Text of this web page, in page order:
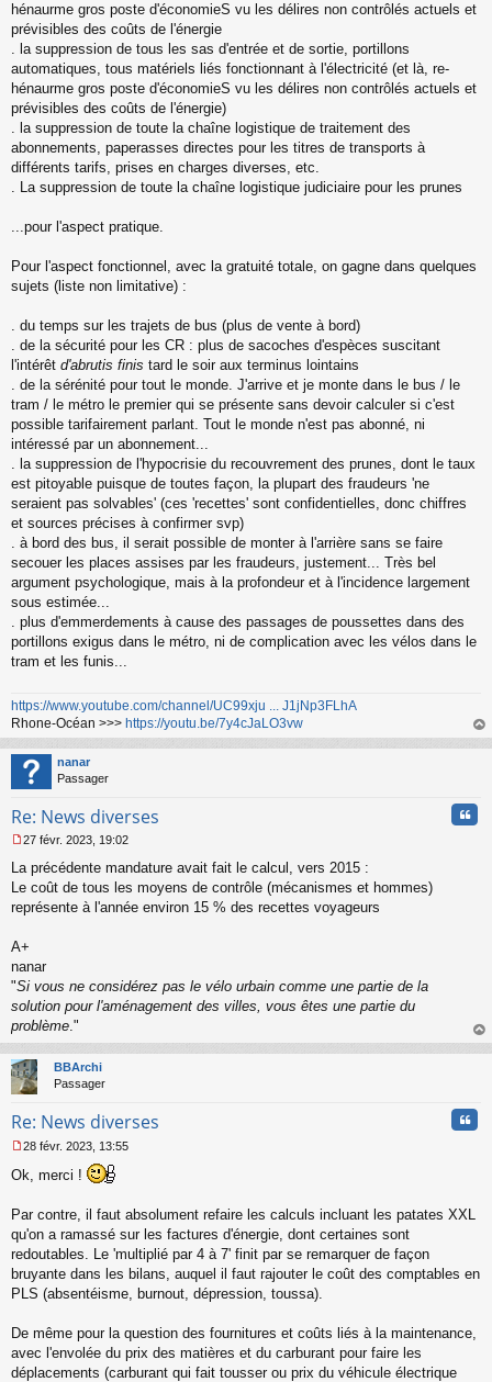
hénaurme gros poste d'économieS vu les délires non contrôlés actuels et
prévisibles des coûts de l'énergie
. la suppression de tous les sas d'entrée et de sortie, portillons
automatiques, tous matériels liés fonctionnant à l'électricité (et là, re-
hénaurme gros poste d'économieS vu les délires non contrôlés actuels et
prévisibles des coûts de l'énergie)
. la suppression de toute la chaîne logistique de traitement des
abonnements, paperasses directes pour les titres de transports à
différents tarifs, prises en charges diverses, etc.
. La suppression de toute la chaîne logistique judiciaire pour les prunes
...pour l'aspect pratique.
Pour l'aspect fonctionnel, avec la gratuité totale, on gagne dans quelques
sujets (liste non limitative) :
. du temps sur les trajets de bus (plus de vente à bord)
. de la sécurité pour les CR : plus de sacoches d'espèces suscitant
l'intérêt d'abrutis finis tard le soir aux terminus lointains
. de la sérénité pour tout le monde. J'arrive et je monte dans le bus / le
tram / le métro le premier qui se présente sans devoir calculer si c'est
possible tarifairement parlant. Tout le monde n'est pas abonné, ni
intéressé par un abonnement...
. la suppression de l'hypocrisie du recouvrement des prunes, dont le taux
est pitoyable puisque de toutes façon, la plupart des fraudeurs 'ne
seraient pas solvables' (ces 'recettes' sont confidentielles, donc chiffres
et sources précises à confirmer svp)
. à bord des bus, il serait possible de monter à l'arrière sans se faire
secouer les places assises par les fraudeurs, justement... Très bel
argument psychologique, mais à la profondeur et à l'incidence largement
sous estimée...
. plus d'emmerdements à cause des passages de poussettes dans des
portillons exigus dans le métro, ni de complication avec les vélos dans le
tram et les funis...
https://www.youtube.com/channel/UC99xju ... J1jNp3FLhA
Rhone-Océan >>> https://youtu.be/7y4cJaLO3vw
au
nanar
Passager
Re: News diverses
e
s
s
a
e
n
o
n
u
27 févr. 2023, 19:02
La précédente mandature avait fait le calcul, vers 2015 :
Le coût de tous les moyens de contrôle (mécanismes et hommes)
représente à l'année environ 15 % des recettes voyageurs
A+
nanar
"Si vous ne considérez pas le vélo urbain comme une partie de la
solution pour l'aménagement des villes, vous êtes une partie du
problème ."
au
BBArchi
Passager
Re: News diverses
e
a
g
e
n
o
u
28 févr. 2023, 13:55
Ok, merci !
Par contre, il faut absolument refaire les calculs incluant les patates XXL
qu'on a ramassé sur les factures d'énergie, dont certaines sont
redoutables. Le 'multiplié par 4 à 7' finit par se remarquer de façon
bruyante dans les bilans, auquel il faut rajouter le coût des comptables en
PLS (absentéisme, burnout, dépression, toussa).
De même pour la question des fournitures et coûts liés à la maintenance,
avec l'envolée du prix des matières et du carburant pour faire les
déplacements (carburant qui fait tousser ou prix du véhicule électrique